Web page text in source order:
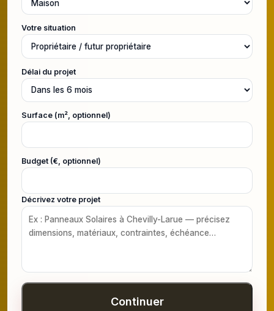
Votre situation
Délai du projet
Surface (m², optionnel)
Budget (€, optionnel)
Décrivez votre projet
Continuer